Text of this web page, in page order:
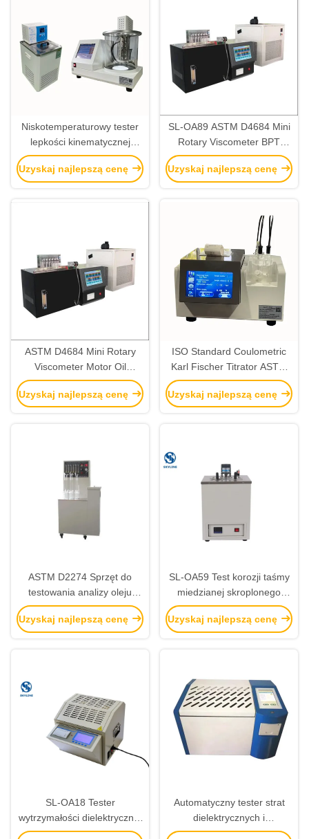
Niskotemperaturowy tester
lepkości kinematycznej
ASTM D445 / ASTM D2532
Uzyskaj najlepszą cenę
SL-OA89 ASTM D4684 Mini
Rotary Viscometer BPT
Borderline Pumping
Temperature Tester
Uzyskaj najlepszą cenę
ASTM D4684 Mini Rotary
Viscometer Motor Oil
Boundary Pumping
Temperature Tester
Uzyskaj najlepszą cenę
ISO Standard Coulometric
Karl Fischer Titrator ASTM
D1533
Uzyskaj najlepszą cenę
ASTM D2274 Sprzęt do
testowania analizy oleju
Tester stabilności utleniania
destylowanych olejów
Uzyskaj najlepszą cenę
SL-OA59 Test korozji taśmy
miedzianej skroplonego
gazu ziemnego 1,8 kW
Uzyskaj najlepszą cenę
SL-OA18 Tester
wytrzymałości dielektrycznej
oleju Tester napięcia
Automatyczny tester strat
dielektrycznych i
rezystywności objętościowej